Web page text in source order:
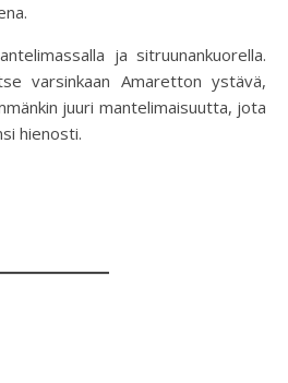
ja sitruunankuorella.
varsinkaan Amaretton ystävä,
juuri mantelimaisuutta, jota
hienosti.